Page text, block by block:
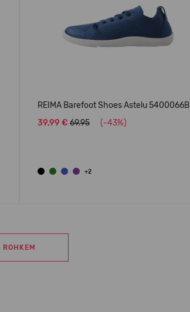
REIMA Barefoot Shoes Astelu 5400066B
39,99 € 69.95 (-43%)
+2
ROHKEM